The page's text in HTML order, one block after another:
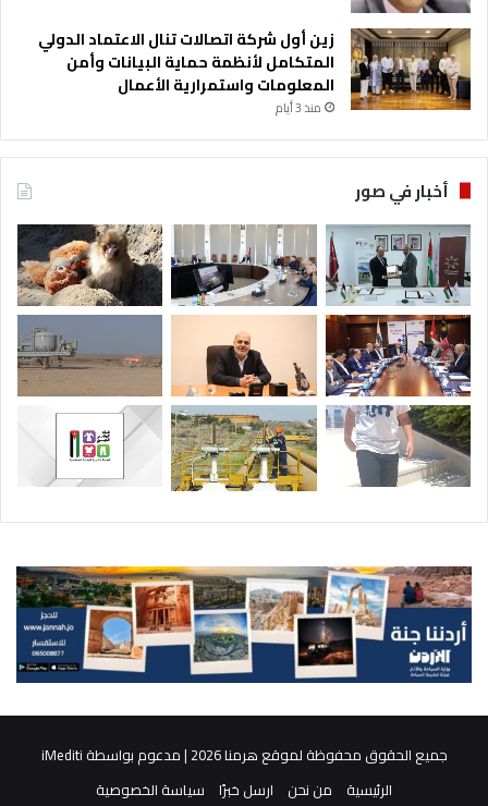
زين أول شركة اتصالات تنال الاعتماد الدولي
المتكامل لأنظمة حماية البيانات وأمن
المعلومات واستمرارية الأعمال
منذ 3 أيام
أخبار في صور
جميع الحقوق محفوظة لموقع هرمنا 2026 | مدعوم بواسطة
iMediti
الرئيسية
من نحن ارسل خبرًا سياسة الخصوصية